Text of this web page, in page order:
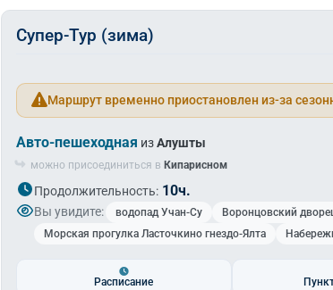
Супер-Тур (зима)
Маршрут временно приостановлен из-за
Авто-пешеходная изАлушты
можно присоединиться в Кипарисном
Продолжительность: 10ч.
Вы увидите: водопад Учан-Су Воронцовский
Морская прогулка Ласточкино гнездо-Ялта
Расписание